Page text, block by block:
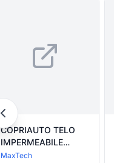
COPRIAUTO TELO
IMPERMEABILE
AUTO PROTEGGI
MaxTech